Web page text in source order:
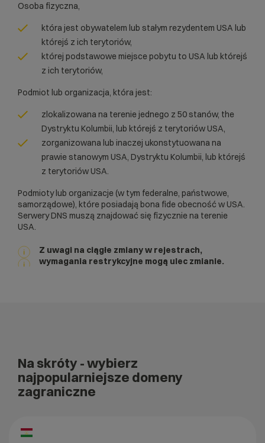
Osoba fizyczna,
która jest obywatelem lub stałym rezydentem USA lub
którejś z ich terytoriów,
której podstawowe miejsce pobytu to USA lub którejś
z ich terytoriów,
Podmiot lub organizacja, która jest:
zlokalizowana na terenie jednego z 50 stanów, the
Dystryktu Kolumbii, lub którejś z terytoriów USA,
zorganizowana lub inaczej ukonstytuowana na
prawie stanowym USA, Dystryktu Kolumbii, lub którejś
z terytoriów USA.
Podmioty lub organizacje (w tym federalne, państwowe,
samorządowe), które posiadają bona fide obecność w USA.
Serwery DNS muszą znajdować się fizycznie na terenie
USA.
Z uwagi na ciągłe zmiany w rejestrach,
wymagania restrykcyjne mogą ulec zmianie.
Na skróty - wybierz
najpopularniejsze domeny
zagraniczne